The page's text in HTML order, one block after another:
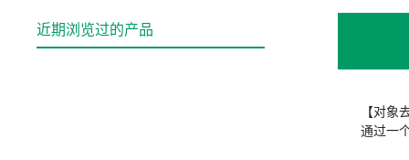
【对象
通过一
近期浏览过的产品